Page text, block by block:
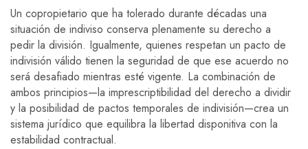
Un copropietario que ha tolerado durante décadas una
situación de indiviso conserva plenamente su derecho a
pedir la división. Igualmente, quienes respetan un pacto de
indivisión válido tienen la seguridad de que ese acuerdo no
será desafiado mientras esté vigente. La combinación de
ambos principios—la imprescriptibilidad del derecho a dividir
y la posibilidad de pactos temporales de indivisión—crea un
sistema jurídico que equilibra la libertad disponitiva con la
estabilidad contractual.